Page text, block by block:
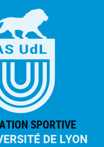
SPORTIVE
DE LYON